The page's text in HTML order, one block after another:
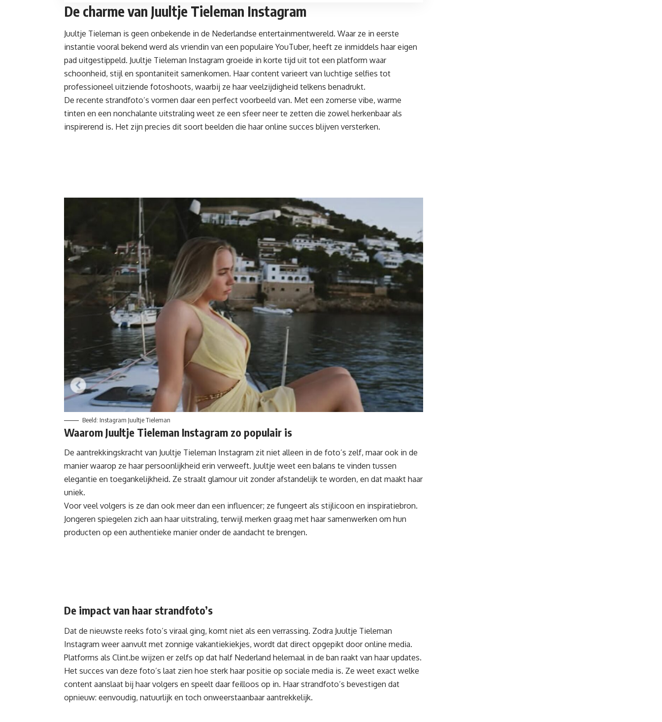
De charme van Juultje Tieleman Instagram
Juultje Tieleman is geen onbekende in de Nederlandse entertainmentwereld. Waar ze in eerste
instantie vooral bekend werd als vriendin van een populaire YouTuber, heeft ze inmiddels haar eigen
pad uitgestippeld. Juultje Tieleman Instagram groeide in korte tijd uit tot een platform waar
schoonheid, stijl en spontaniteit samenkomen. Haar content varieert van luchtige selfies tot
professioneel uitziende fotoshoots, waarbij ze haar veelzijdigheid telkens benadrukt.
De recente strandfoto’s vormen daar een perfect voorbeeld van. Met een zomerse vibe, warme
tinten en een nonchalante uitstraling weet ze een sfeer neer te zetten die zowel herkenbaar als
inspirerend is. Het zijn precies dit soort beelden die haar online succes blijven versterken.
Beeld: Instagram Juultje Tieleman
Waarom Juultje Tieleman Instagram zo populair is
De aantrekkingskracht van Juultje Tieleman Instagram zit niet alleen in de foto’s zelf, maar ook in de
manier waarop ze haar persoonlijkheid erin verweeft. Juultje weet een balans te vinden tussen
elegantie en toegankelijkheid. Ze straalt glamour uit zonder afstandelijk te worden, en dat maakt haar
uniek.
Voor veel volgers is ze dan ook meer dan een influencer; ze fungeert als stijlicoon en inspiratiebron.
Jongeren spiegelen zich aan haar uitstraling, terwijl merken graag met haar samenwerken om hun
producten op een authentieke manier onder de aandacht te brengen.
De impact van haar strandfoto’s
Dat de nieuwste reeks foto’s viraal ging, komt niet als een verrassing. Zodra Juultje Tieleman
Instagram weer aanvult met zonnige vakantiekiekjes, wordt dat direct opgepikt door online media.
Platforms als Clint.be wijzen er zelfs op dat half Nederland helemaal in de ban raakt van haar updates.
Het succes van deze foto’s laat zien hoe sterk haar positie op sociale media is. Ze weet exact welke
content aanslaat bij haar volgers en speelt daar feilloos op in. Haar strandfoto’s bevestigen dat
opnieuw: eenvoudig, natuurlijk en toch onweerstaanbaar aantrekkelijk.